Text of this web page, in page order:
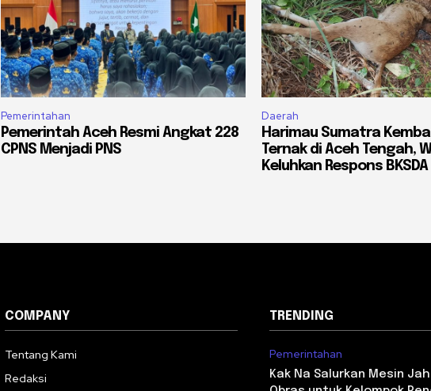
Pemerintahan
Pemerintah Aceh Resmi Angkat 228
CPNS Menjadi PNS
Daerah
Harimau Sumatra
Ternak di Aceh Tengah,
Keluhkan Respons BKSDA
COMPANY
Tentang Kami
Redaksi
TRENDING
Pemerintahan
Kak Na Salurkan Mesin